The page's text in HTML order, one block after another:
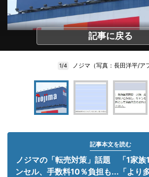
記事に戻る
1/4 ノジマ（写真：長田洋平/ア
記事本文を読む
ノジマの「転売対策」話題 「1家族
ンセル、手数料10％負担も...「より